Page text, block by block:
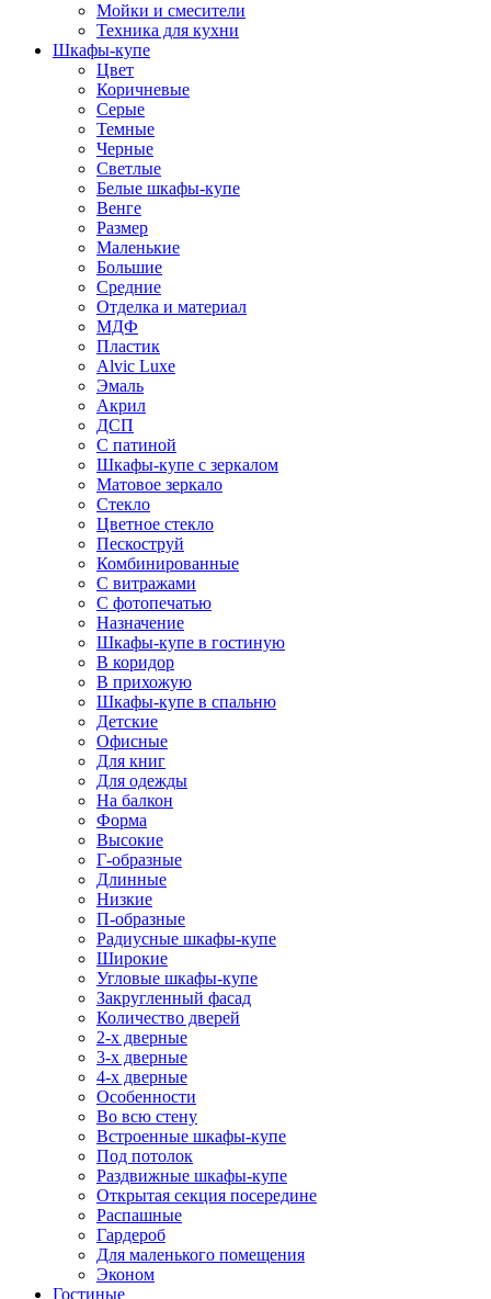
Мойки и смесители
Техника для кухни
Шкафы-купе
Цвет
Коричневые
Серые
Темные
Черные
Светлые
Белые шкафы-купе
Венге
Размер
Маленькие
Большие
Средние
Отделка и материал
МДФ
Пластик
Alvic Luxe
Эмаль
Акрил
ДСП
С патиной
Шкафы-купе с зеркалом
Матовое зеркало
Стекло
Цветное стекло
Пескоструй
Комбинированные
С витражами
С фотопечатью
Назначение
Шкафы-купе в гостиную
В коридор
В прихожую
Шкафы-купе в спальню
Детские
Офисные
Для книг
Для одежды
На балкон
Форма
Высокие
Г-образные
Длинные
Низкие
П-образные
Радиусные шкафы-купе
Широкие
Угловые шкафы-купе
Закругленный фасад
Количество дверей
2-х дверные
3-х дверные
4-х дверные
Особенности
Во всю стену
Встроенные шкафы-купе
Под потолок
Раздвижные шкафы-купе
Открытая секция посередине
Распашные
Гардероб
Для маленького помещения
Эконом
Гостиные